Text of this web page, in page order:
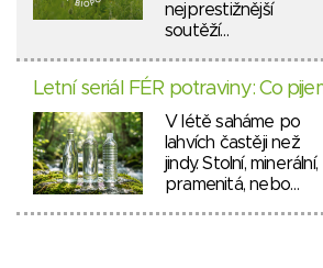
nejprestižnější
soutěží…
Letní seriál FÉR potraviny: Co
V létě saháme po
lahvích častěji než
jindy. Stolní, minerální,
pramenitá, nebo…